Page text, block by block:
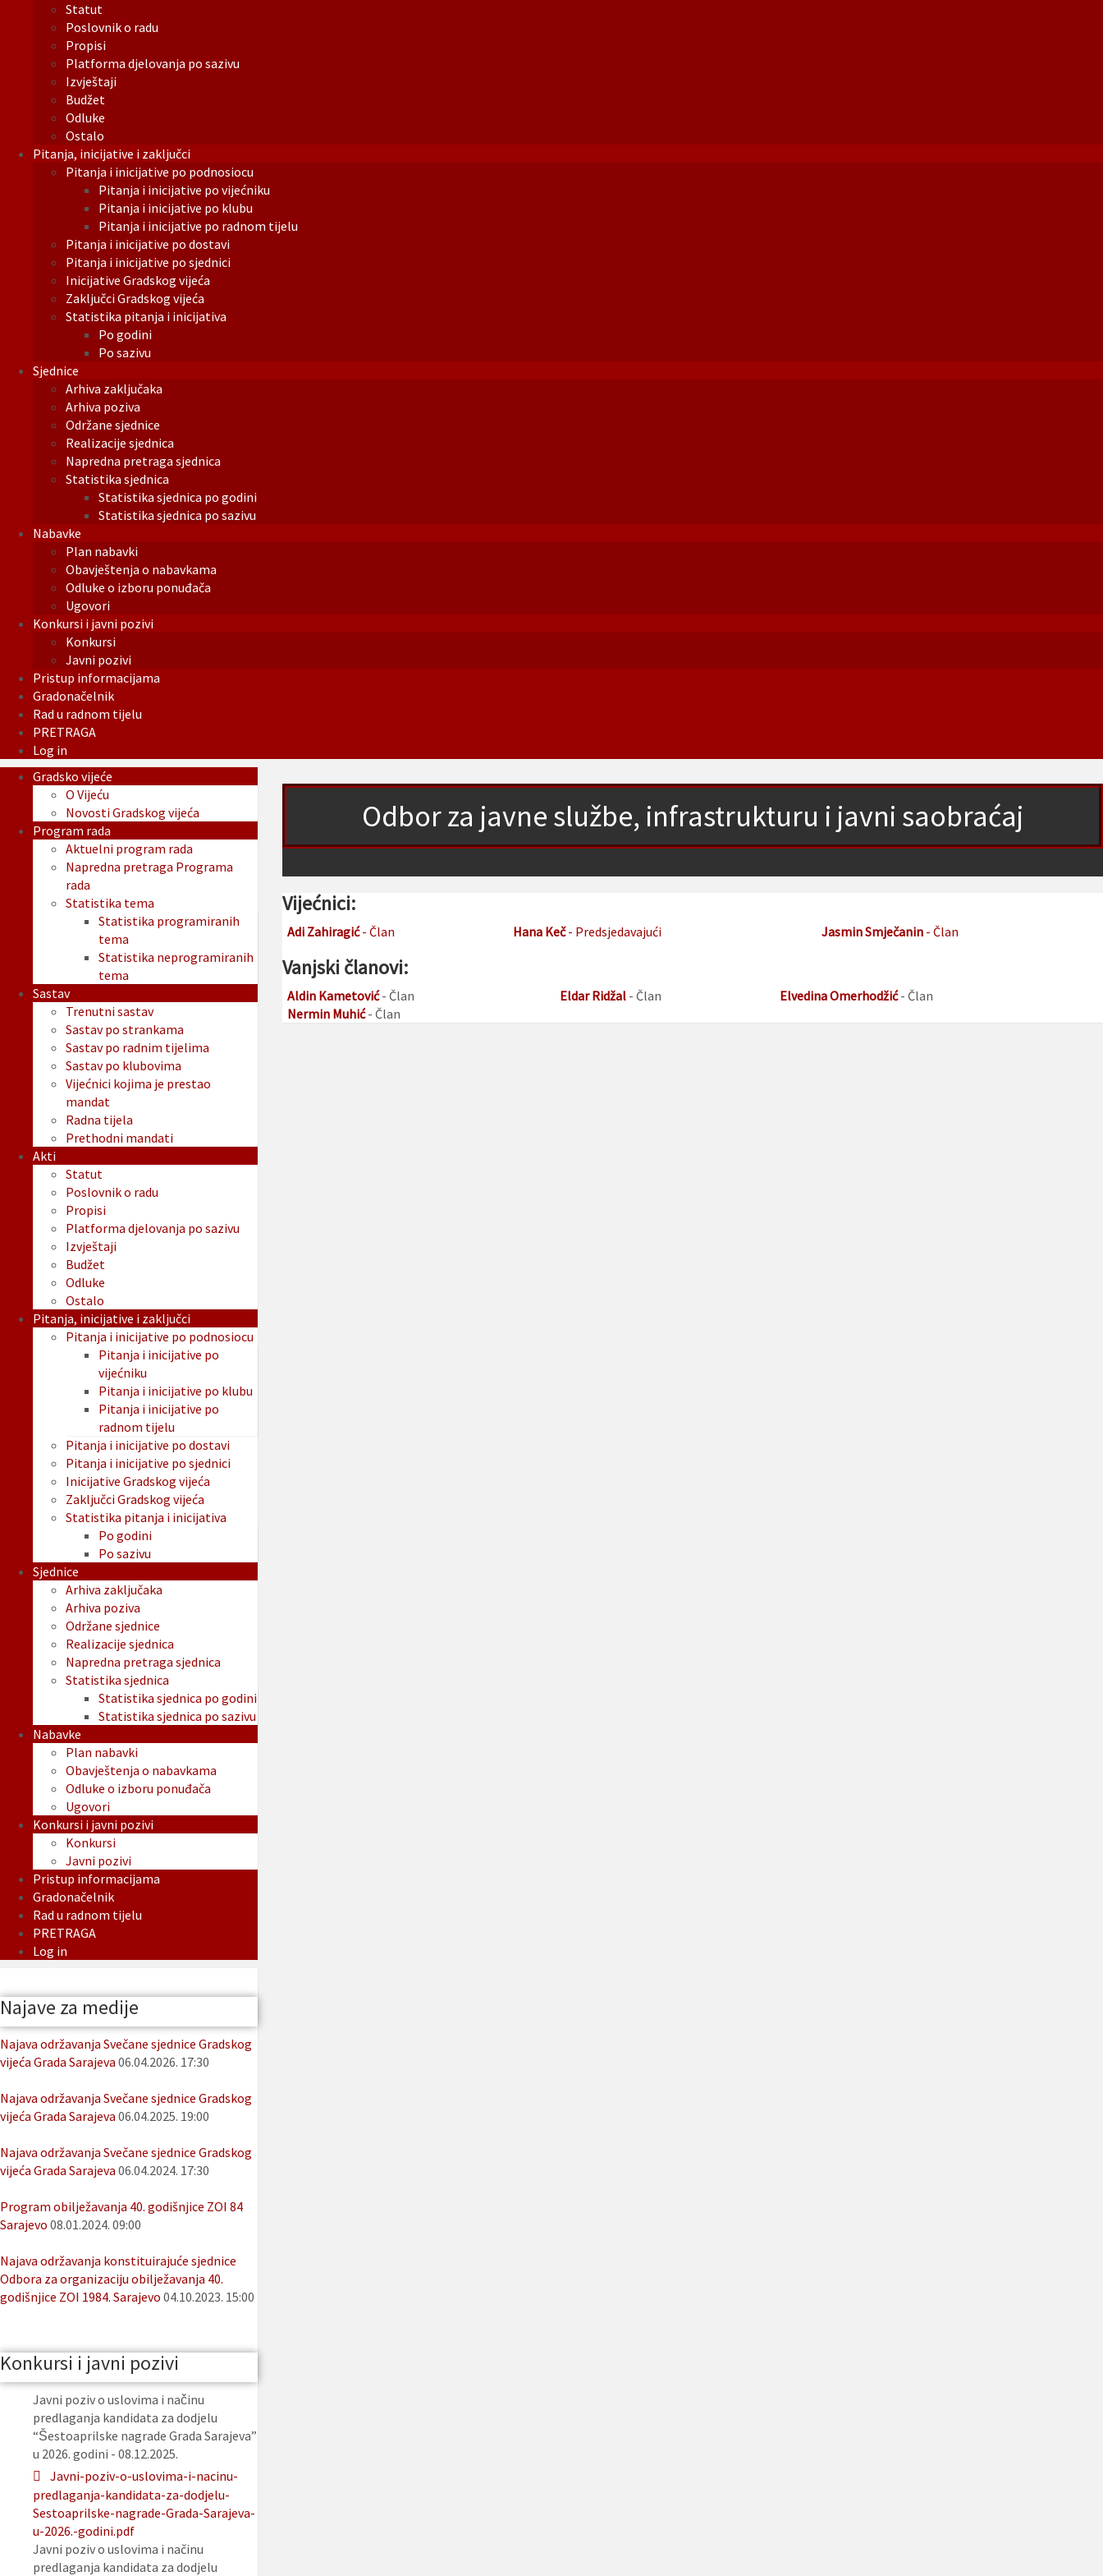
Statut
Poslovnik o radu
Propisi
Platforma djelovanja po sazivu
Izvještaji
Budžet
Odluke
Ostalo
Pitanja, inicijative i zaključci
Pitanja i inicijative po podnosiocu
Pitanja i inicijative po vijećniku
Pitanja i inicijative po klubu
Pitanja i inicijative po radnom tijelu
Pitanja i inicijative po dostavi
Pitanja i inicijative po sjednici
Inicijative Gradskog vijeća
Zaključci Gradskog vijeća
Statistika pitanja i inicijativa
Po godini
Po sazivu
Sjednice
Arhiva zaključaka
Arhiva poziva
Održane sjednice
Realizacije sjednica
Napredna pretraga sjednica
Statistika sjednica
Statistika sjednica po godini
Statistika sjednica po sazivu
Nabavke
Plan nabavki
Obavještenja o nabavkama
Odluke o izboru ponuđača
Ugovori
Konkursi i javni pozivi
Konkursi
Javni pozivi
Pristup informacijama
Gradonačelnik
Rad u radnom tijelu
PRETRAGA
Log in
Odbor za javne službe, infrastrukturu i javni saobraćaj
Vijećnici:
Adi Zahiragić- Član Hana Keč- Predsjedavajući Jasmin Smječanin- Član
Vanjski članovi:
Aldin Kametović- Član Eldar Ridžal- Član Elvedina Omerhodžić- Član
Nermin Muhić- Član
Gradsko vijeće
O Vijeću
Novosti Gradskog vijeća
Program rada
Aktuelni program rada
Napredna pretraga Programa
rada
Statistika tema
Statistika programiranih
tema
Statistika neprogramiranih
tema
Sastav
Trenutni sastav
Sastav po strankama
Sastav po radnim tijelima
Sastav po klubovima
Vijećnici kojima je prestao
mandat
Radna tijela
Prethodni mandati
Akti
Statut
Poslovnik o radu
Propisi
Platforma djelovanja po sazivu
Izvještaji
Budžet
Odluke
Ostalo
Pitanja, inicijative i zaključci
Pitanja i inicijative po podnosiocu
Pitanja i inicijative po
vijećniku
Pitanja i inicijative po klubu
Pitanja i inicijative po
radnom tijelu
Pitanja i inicijative po dostavi
Pitanja i inicijative po sjednici
Inicijative Gradskog vijeća
Zaključci Gradskog vijeća
Statistika pitanja i inicijativa
Po godini
Po sazivu
Sjednice
Arhiva zaključaka
Arhiva poziva
Održane sjednice
Realizacije sjednica
Napredna pretraga sjednica
Statistika sjednica
Statistika sjednica po godini
Statistika sjednica po sazivu
Nabavke
Plan nabavki
Obavještenja o nabavkama
Odluke o izboru ponuđača
Ugovori
Konkursi i javni pozivi
Konkursi
Javni pozivi
Pristup informacijama
Gradonačelnik
Rad u radnom tijelu
PRETRAGA
Log in
Najave za medije
Najava održavanja Svečane sjednice Gradskog
vijeća Grada Sarajeva 06.04.2026. 17:30
Najava održavanja Svečane sjednice Gradskog
vijeća Grada Sarajeva 06.04.2025. 19:00
Najava održavanja Svečane sjednice Gradskog
vijeća Grada Sarajeva 06.04.2024. 17:30
Program obilježavanja 40. godišnjice ZOI 84
Sarajevo 08.01.2024. 09:00
Najava održavanja konstituirajuće sjednice
Odbora za organizaciju obilježavanja 40.
godišnjice ZOI 1984. Sarajevo 04.10.2023. 15:00
Konkursi i javni pozivi
Javni poziv o uslovima i načinu
predlaganja kandidata za dodjelu
“Šestoaprilske nagrade Grada Sarajeva”
u 2026. godini - 08.12.2025.
Javni-poziv-o-uslovima-i-nacinu-
predlaganja-kandidata-za-dodjelu-
Sestoaprilske-nagrade-Grada-Sarajeva-
u-2026.-godini.pdf
Javni poziv o uslovima i načinu
predlaganja kandidata za dodjelu